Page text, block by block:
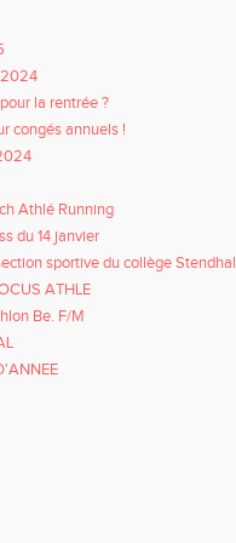
2024
la rentrée ?
congés annuels !
Athlé Running
du 14 janvier
sportive du collège Stendhal
ATHLE
Be. F/M